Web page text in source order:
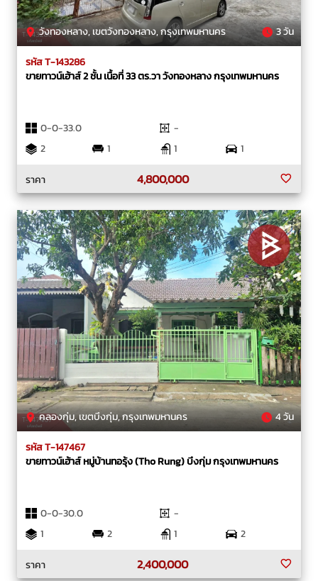
วังทองหลาง, เขตวังทองหลาง, กรุงเทพมหานคร 3 วัน
รหัส T-143286
ขายทาวน์เฮ้าส์ 2 ชั้น เนื้อที่ 33 ตร.วา วังทองหลาง กรุงเทพมหานคร
0-0-33.0
-
2
1 1
1
ราคา
4,800,000
คลองกุ่ม, เขตบึงกุ่ม, กรุงเทพมหานคร 4 วัน
รหัส T-147467
ขายทาวน์เฮ้าส์ หมู่บ้านทอรุ้ง (Tho Rung) บึงกุ่ม กรุงเทพมหานคร
0-0-30.0
-
1
2 1
2
ราคา
2,400,000